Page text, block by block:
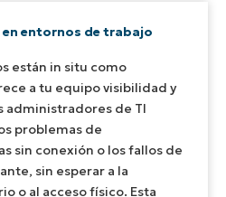
entornos de trabajo
están in situ como
a tu equipo visibilidad y
administradores de TI
problemas de
sin conexión o los fallos de
sin esperar a la
o al acceso físico. Esta